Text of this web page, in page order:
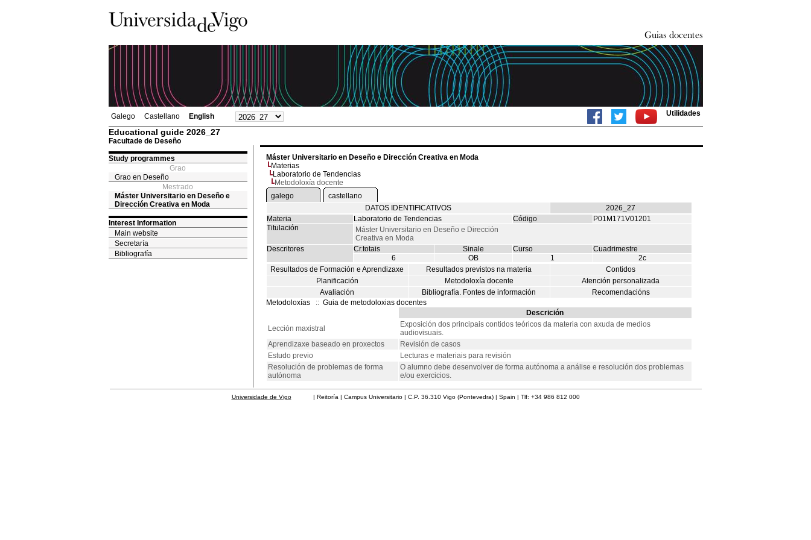
Galego Castellano English Utilidades
Educational guide 2026_27
Facultade de Deseño
Study programmes
Grao
Grao en Deseño
Mestrado
Máster Universitario en Deseño e
Dirección Creativa en Moda
Interest Information
Main website
Secretaría
Bibliografía
Máster Universitario en Deseño e Dirección Creativa en Moda
Materias
Laboratorio de Tendencias
Metodoloxía docente
galego
castellano
DATOS IDENTIFICATIVOS
2026_27
Materia
Laboratorio de Tendencias Código
P01M171V01201
Titulación
Máster Universitario en Deseño e Dirección
Creativa en Moda
Descritores
Cr.totais Sinale Curso
Cuadrimestre
6
OB 1
2c
Resultados de Formación e Aprendizaxe
Resultados previstos na materia
Contidos
Planificación
Metodoloxía docente
Atención personalizada
Avaliación
Bibliografía. Fontes de información
Recomendacións
Metodoloxías
:: Guia de metodoloxias docentes
Descrición
Lección maxistral
Exposición dos principais contidos teóricos da materia con axuda de medios
audiovisuais.
Aprendizaxe baseado en proxectos
Revisión de casos
Estudo previo
Lecturas e materiais para revisión
Resolución de problemas de forma
autónoma
O alumno debe desenvolver de forma autónoma a análise e resolución dos problemas
e/ou exercicios.
Universidade de Vigo| Reitoría | Campus Universitario | C.P. 36.310 Vigo (Pontevedra) | Spain | Tlf: +34 986 812 000